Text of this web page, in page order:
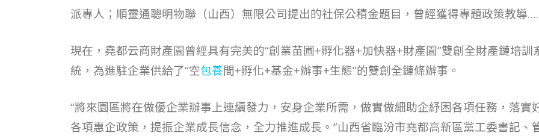
派專人；順靈通聰明物聯（山西）無限公司提出的社保公積金題目，曾經獲得專題政策教導
現在，堯都云商財產園曾經具有完美的“創業苗圃+孵化器+加快器+財產園”雙創全財產鏈培訓
統，為進駐企業供給了“空包養間+孵化+基金+辦事+生態”的雙創全鏈條辦事。
“將來園區將在做優企業辦事上連續發力，安身企業所需，做實做細助企紓困各項任務，落實
各項惠企政策，提振企業成長信念，全力推進成長。”山西省臨汾市堯都高新區黨工委書記、